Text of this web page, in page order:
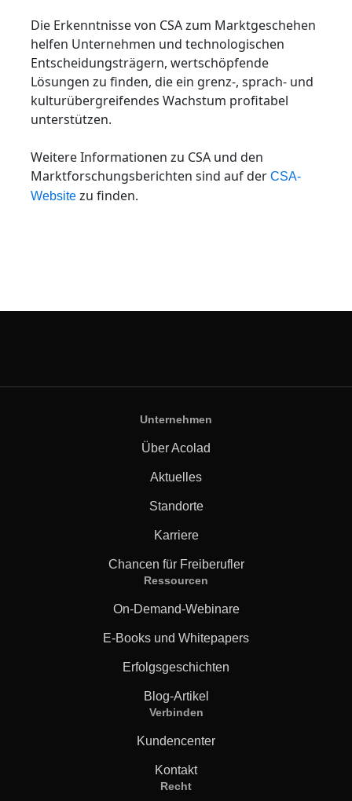
Die Erkenntnisse von CSA zum Marktgeschehen
helfen Unternehmen und technologischen
Entscheidungsträgern, wertschöpfende
Lösungen zu finden, die ein grenz-, sprach- und
kulturübergreifendes Wachstum profitabel
unterstützen.
Weitere Informationen zu CSA und den
Marktforschungsberichten sind auf der CSA-
Website zu finden.
Unternehmen
Über Acolad
Aktuelles
Standorte
Karriere
Chancen für Freiberufler
Ressourcen
On-Demand-Webinare
E-Books und Whitepapers
Erfolgsgeschichten
Blog-Artikel
Verbinden
Kundencenter
Kontakt
Recht